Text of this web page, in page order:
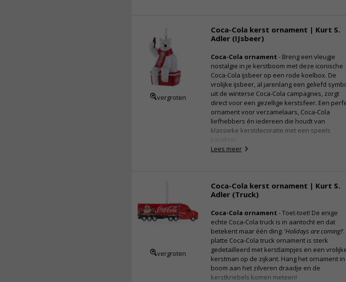
vergroten
Coca-Cola kerst ornament | Kurt S.
Adler (IJsbeer)
Coca-Cola ornament - Breng een vleugje
nostalgie in je kerstboom met deze iconische
Coca-Cola ijsbeer op een rode koelbox. De
vrolijke ijsbeer, al jarenlang een geliefd
uit de winterse Coca-Cola campagnes, zorgt
direct voor een gezellige kerstsfeer. Een
ornament voor verzamelaars, Coca-Cola
liefhebbers én iedereen die houdt van
klassieke kerstdecoratie met een speels
karakter.
Lees meer
vergroten
Coca-Cola kerst ornament | Kurt S.
Adler (Truck)
Coca-Cola ornament - Toet-toet! De enige
echte Coca-Cola truck is in aantocht en dat
betekent maar één ding: ‘Holidays are coming!
platte Coca-Cola truck ornament is sterk
gedetailleerd met kerstlampjes en een
kerstman op de zijkant. Hang het ornament in
boom aan het zilveren draadje en de
kerstkriebels komen meteen!